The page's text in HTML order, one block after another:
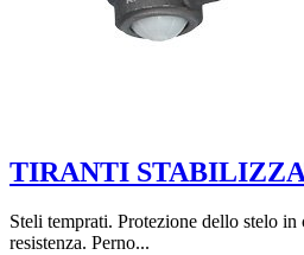
TIRANTI
Steli temprati. Protezione dello stelo
resistenza. Perno...